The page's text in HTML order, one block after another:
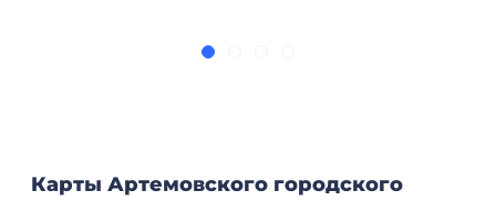
Карты Артемовского городского